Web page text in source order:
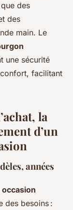
des
des
main. Le
une sécurité
confort, facilitant
la
d’un
années
des besoins :